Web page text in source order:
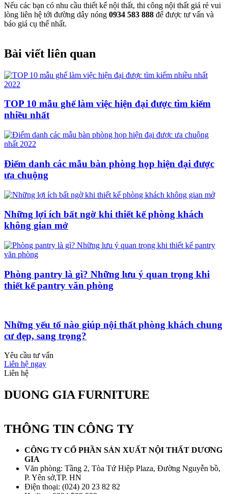
Nếu các bạn có nhu cầu thiết kế nội thất, thi công nội thất giá rẻ vui
lòng liên hệ tới đường dây nóng 0934 583 888 để được tư vấn và
báo giá cụ thể nhất.
Bài viết liên quan
TOP 10 mẫu ghế làm việc hiện đại được tìm kiếm
nhiều nhất
Điểm danh các mẫu bàn phòng họp hiện đại được
ưa chuộng
Những lợi ích bất ngờ khi thiết kế phòng khách
không gian mở
Phòng pantry là gì? Những lưu ý quan trọng khi
thiết kế pantry văn phòng
Những yếu tố nào giúp nội thất phòng khách chung
cư đẹp, sang trọng?
Yêu cầu tư vấn
Liên hệ ngay
Liên hệ
DUONG GIA FURNITURE
THÔNG TIN CÔNG TY
CÔNG TY CỔ PHẦN SẢN XUẤT NỘI THẤT DƯƠNG
GIA
Văn phòng: Tầng 2, Tòa Tứ Hiệp Plaza, Đường Nguyễn bồ,
P. Yên sở,TP. HN
Điện thoại: (024) 20 23 82 82